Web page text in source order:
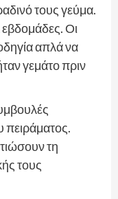
τους γεύμα.
Οι
απλά να
γεμάτο πριν
πειράματος.
τη
τους